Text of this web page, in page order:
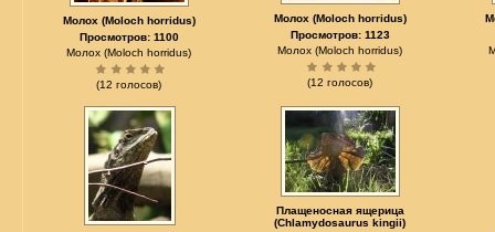
Молох (Moloch horridus)
Просмотров: 1100
Молох (Moloch horridus)
(12 голосов)
Молох (Moloch horridus)
Просмотров: 1123
Молох (Moloch horridus)
(12 голосов)
Плащеносная ящерица
(Chlamydosaurus kingii)